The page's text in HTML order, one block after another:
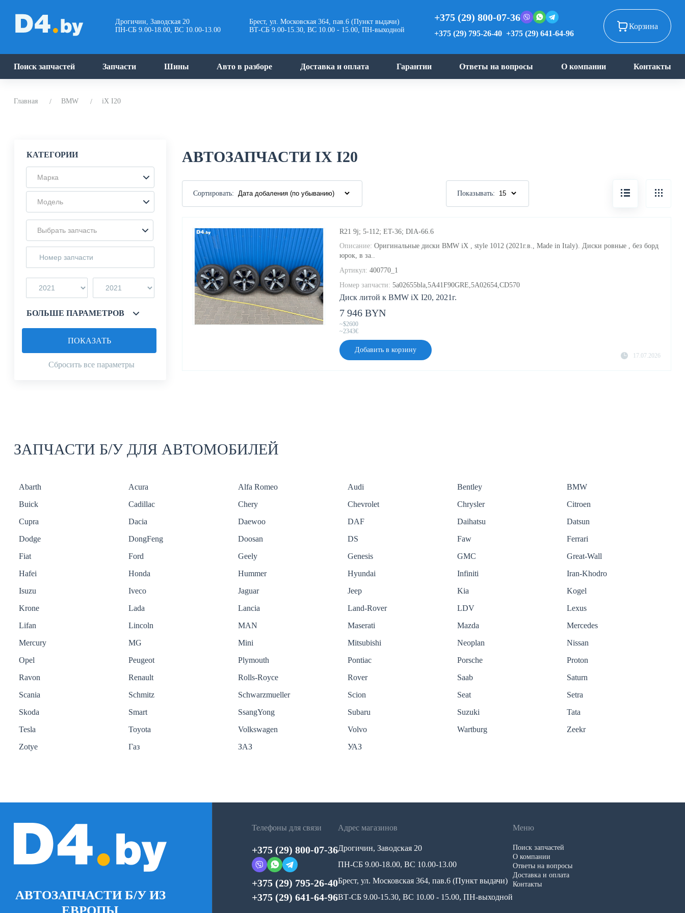
Дрогичин, Заводская 20
ПН-СБ 9.00-18.00, ВС 10.00-13.00
Брест, ул. Московская 364, пав.6 (Пункт выдачи)
ВТ-СБ 9.00-15.30, ВС 10.00 - 15.00, ПН-выходной
+375 (29) 800-07-36
+375 (29) 795-26-40 +375 (29) 641-64-96
Корзина
Поиск запчастей Запчасти Шины Авто в разборе Доставка и оплата Гарантии Ответы на вопросы О компании Контакты
Главная BMW iX I20
КАТЕГОРИИ
Марка
Модель
Выбрать запчасть
БОЛЬШЕ ПАРАМЕТРОВ
Сбросить все параметры
ПОКАЗАТЬ
АВТОЗАПЧАСТИ IX I20
Сортировать: Показывать:
Диск литой к BMW iX I20, 2021г.
R21 9j; 5-112; ET-36; DIA-66.6
Описание: Оригинальные диски BMW iX , style 1012 (2021г.в., Made in Italy). Диски ровные , без борд
юрок, в за..
Артикул: 400770_1
Номер запчасти: 5a02655bla,5A41F90GRE,5A02654,CD570
17.07.2026
7 946 BYN
~$2600
~2343€
Добавить в корзину
ЗАПЧАСТИ Б/У ДЛЯ АВТОМОБИЛЕЙ
Abarth Acura Alfa Romeo Audi Bentley
BMW
Buick
Cadillac Chery Chevrolet Chrysler
Citroen
Cupra
Dacia Daewoo DAF Daihatsu
Datsun
Dodge
DongFeng Doosan DS Faw
Ferrari
Fiat
Ford Geely Genesis GMC
Great-Wall
Hafei
Honda Hummer Hyundai Infiniti
Iran-Khodro
Isuzu
Iveco Jaguar Jeep Kia
Kogel
Krone
Lada Lancia Land-Rover LDV
Lexus
Lifan
Lincoln MAN Maserati Mazda
Mercedes
Mercury
MG Mini Mitsubishi Neoplan
Nissan
Opel
Peugeot Plymouth Pontiac Porsche
Proton
Ravon
Renault Rolls-Royce Rover Saab
Saturn
Scania
Schmitz Schwarzmueller Scion Seat
Setra
Skoda
Smart SsangYong Subaru Suzuki
Tata
Tesla
Toyota Volkswagen Volvo Wartburg
Zeekr
Zotye
Газ ЗАЗ УАЗ
АВТОЗАПЧАСТИ Б/У ИЗ
ЕВРОПЫ
Телефоны для связи
+375 (29) 800-07-36
+375 (29) 795-26-40
+375 (29) 641-64-96
Адрес магазинов
Дрогичин, Заводская 20
ПН-СБ 9.00-18.00, ВС 10.00-13.00
Брест, ул. Московская 364, пав.6 (Пункт выдачи)
ВТ-СБ 9.00-15.30, ВС 10.00 - 15.00, ПН-выходной
Меню
Поиск запчастей
О компании
Ответы на вопросы
Доставка и оплата
Контакты